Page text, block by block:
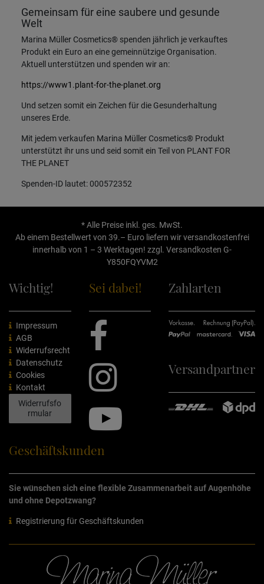
Gemeinsam für eine saubere und gesunde
Welt
Marina Müller Cosmetics® spenden jährlich je verkauftes
Produkt ein Euro an eine gemeinnützige Organisation.
Aktuell unterstützen und spenden wir an:
https://www1.plant-for-the-planet.org
Und setzen somit ein Zeichen für die Gesunderhaltung
unseres Erde.
Mit jedem verkaufen Marina Müller Cosmetics® Produkt
unterstützt ihr uns und seid somit ein Teil von PLANT FOR
THE PLANET
Spenden-ID lautet: 000572352
* Alle Preise inkl. ges. MwSt.
Ab einem Bestellwert von 39.– Euro liefern wir versandkostenfrei
innerhalb von 1 – 3 Werktagen! zzgl. Versandkosten G-
Y850FQYVM2
Wichtig!
Impressum
AGB
Widerrufsrecht
Datenschutz
Cookies
Kontakt
Widerrufsfo
rmular
Sei dabei! Zahlarten
Versandpartner
Geschäftskunden
Sie wünschen sich eine flexible Zusammenarbeit auf Augenhöhe
und ohne Depotzwang?
Registrierung für Geschäftskunden